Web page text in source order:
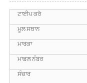
ਟਾਈਪ ਕਰੋ
ਮੂਲ ਸਥਾਨ
ਮਾਰਕਾ
ਮਾਡਲ ਨੰਬਰ
ਸੰਚਾਰ